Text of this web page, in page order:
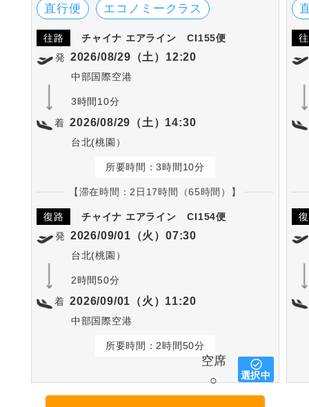
ています。
直行便 エコノミークラス
往路 チャイナ エアライン
CI155便
発 2026/08/29（土）12:20
中部国際空港
3時間10分
着 2026/08/29（土）14:30
台北(桃園）
所要時間：3時間10分
【滞在時間：2日17時間（65時間）】
復路 チャイナ エアライン
CI154便
発 2026/09/01（火）07:30
台北(桃園）
2時間50分
着 2026/09/01（火）11:20
中部国際空港
所要時間：2時間50分
空席
○
選択中